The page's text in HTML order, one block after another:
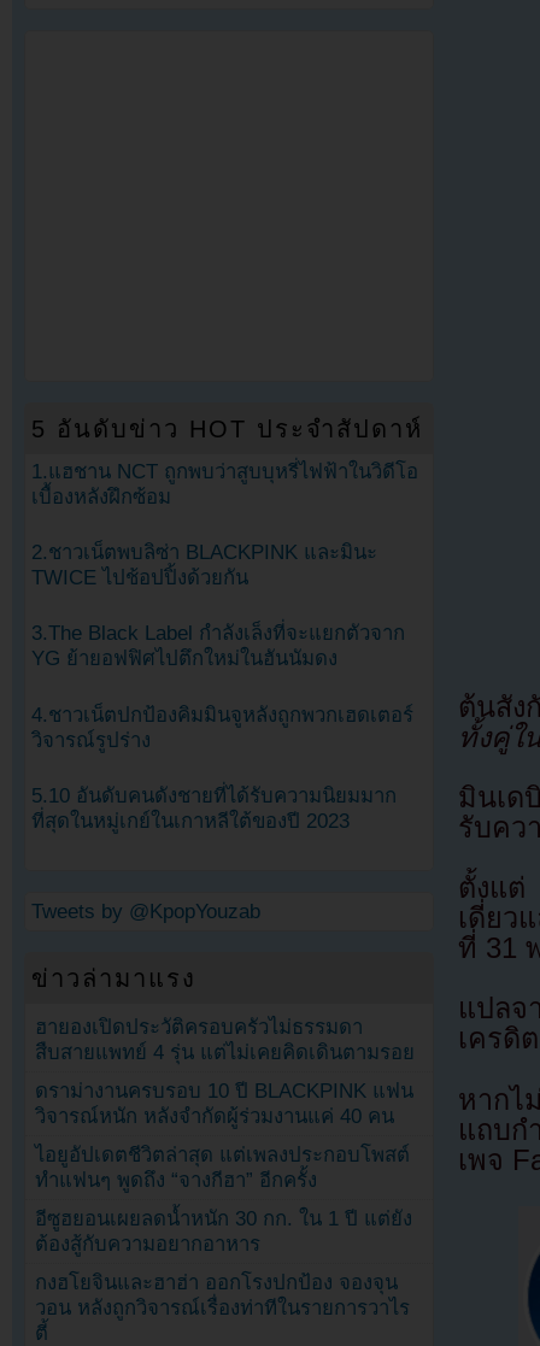
ต้นสัง
ทั้งคู่ใ
มินเด
รับคว
ตั้งแต่
เดี่ยว
ที่ 31
แปล
เครดิ
หากไ
แถบก
เพจ
5 อันดับข่าว HOT ประจำสัปดาห์
1.แฮชาน NCT ถูกพบว่าสูบบุหรี่ไฟฟ้าในวิดีโอ
เบื้องหลังฝึกซ้อม
2.ชาวเน็ตพบลิซ่า BLACKPINK และมินะ
TWICE ไปช้อปปิ้งด้วยกัน
3.The Black Label กำลังเล็งที่จะแยกตัวจาก
YG ย้ายอฟฟิศไปตึกใหม่ในฮันนัมดง
4.ชาวเน็ตปกป้องคิมมินจูหลังถูกพวกเฮดเตอร์
วิจารณ์รูปร่าง
5.10 อันดับคนดังชายที่ได้รับความนิยมมาก
ที่สุดในหมู่เกย์ในเกาหลีใต้ของปี 2023
Tweets by @KpopYouzab
ข่าวล่ามาแรง
ฮายองเปิดประวัติครอบครัวไม่ธรรมดา
สืบสายแพทย์ 4 รุ่น แต่ไม่เคยคิดเดินตามรอย
ดราม่างานครบรอบ 10 ปี BLACKPINK แฟน
วิจารณ์หนัก หลังจำกัดผู้ร่วมงานแค่ 40 คน
ไอยูอัปเดตชีวิตล่าสุด แต่เพลงประกอบโพสต์
ทำแฟนๆ พูดถึง “จางกีฮา” อีกครั้ง
อีซูฮยอนเผยลดน้ำหนัก 30 กก. ใน 1 ปี แต่ยัง
ต้องสู้กับความอยากอาหาร
กงฮโยจินและฮาฮ่า ออกโรงปกป้อง จองจุน
วอน หลังถูกวิจารณ์เรื่องท่าทีในรายการวาไร
ตี้